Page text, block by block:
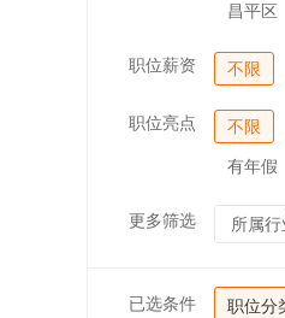
昌平区
职位薪资 不限
职位亮点 不限
有年假
更多筛选 所属行
已选条件 职位分